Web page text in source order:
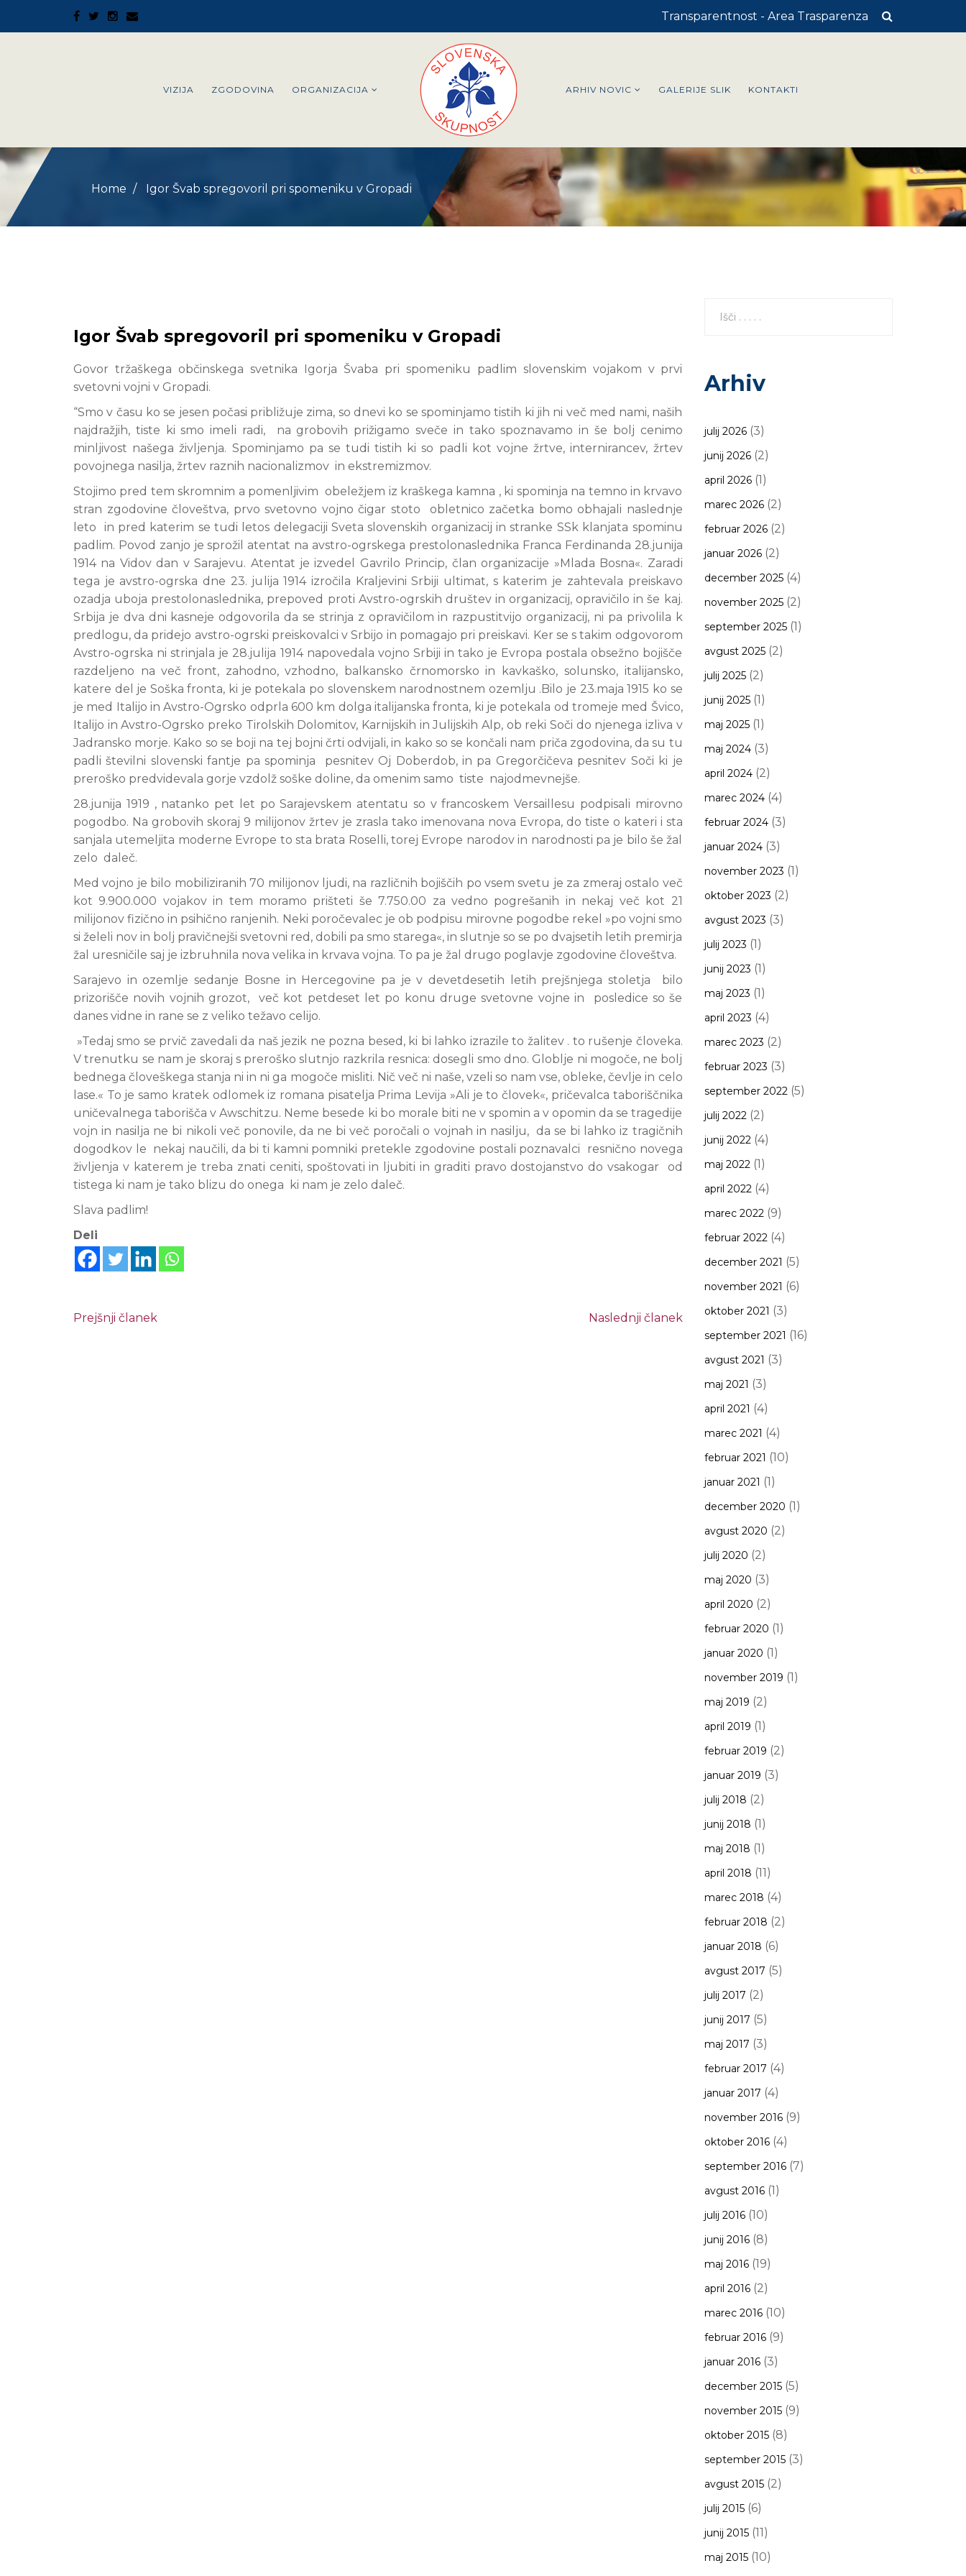
Transparentnost - Area Trasparenza
VIZIJA ZGODOVINA ORGANIZACIJA ARHIV NOVIC GALERIJE SLIK KONTAKTI
Home Igor Švab spregovoril pri spomeniku v Gropadi
Igor Švab spregovoril pri spomeniku v Gropadi
Govor tržaškega občinskega svetnika Igorja Švaba pri spomeniku padlim slovenskim vojakom v prvi
svetovni vojni v Gropadi.
“Smo v času ko se jesen počasi približuje zima, so dnevi ko se spominjamo tistih ki jih ni več med nami, naših
najdražjih, tiste ki smo imeli radi, na grobovih prižigamo sveče in tako spoznavamo in še bolj cenimo
minljivost našega življenja. Spominjamo pa se tudi tistih ki so padli kot vojne žrtve, internirancev, žrtev
povojnega nasilja, žrtev raznih nacionalizmov in ekstremizmov.
Stojimo pred tem skromnim a pomenljivim obeležjem iz kraškega kamna , ki spominja na temno in krvavo
stran zgodovine človeštva, prvo svetovno vojno čigar stoto obletnico začetka bomo obhajali naslednje
leto in pred katerim se tudi letos delegaciji Sveta slovenskih organizacij in stranke SSk klanjata spominu
padlim. Povod zanjo je sprožil atentat na avstro-ogrskega prestolonaslednika Franca Ferdinanda 28.junija
1914 na Vidov dan v Sarajevu. Atentat je izvedel Gavrilo Princip, član organizacije »Mlada Bosna«. Zaradi
tega je avstro-ogrska dne 23. julija 1914 izročila Kraljevini Srbiji ultimat, s katerim je zahtevala preiskavo
ozadja uboja prestolonaslednika, prepoved proti Avstro-ogrskih društev in organizacij, opravičilo in še kaj.
Srbija je dva dni kasneje odgovorila da se strinja z opravičilom in razpustitvijo organizacij, ni pa privolila k
predlogu, da pridejo avstro-ogrski preiskovalci v Srbijo in pomagajo pri preiskavi. Ker se s takim odgovorom
Avstro-ogrska ni strinjala je 28.julija 1914 napovedala vojno Srbiji in tako je Evropa postala obsežno bojišče
razdeljeno na več front, zahodno, vzhodno, balkansko črnomorsko in kavkaško, solunsko, italijansko,
katere del je Soška fronta, ki je potekala po slovenskem narodnostnem ozemlju .Bilo je 23.maja 1915 ko se
je med Italijo in Avstro-Ogrsko odprla 600 km dolga italijanska fronta, ki je potekala od tromeje med Švico,
Italijo in Avstro-Ogrsko preko Tirolskih Dolomitov, Karnijskih in Julijskih Alp, ob reki Soči do njenega izliva v
Jadransko morje. Kako so se boji na tej bojni črti odvijali, in kako so se končali nam priča zgodovina, da su tu
padli številni slovenski fantje pa spominja pesnitev Oj Doberdob, in pa Gregorčičeva pesnitev Soči ki je
preroško predvidevala gorje vzdolž soške doline, da omenim samo tiste najodmevnejše.
28.junija 1919 , natanko pet let po Sarajevskem atentatu so v francoskem Versaillesu podpisali mirovno
pogodbo. Na grobovih skoraj 9 milijonov žrtev je zrasla tako imenovana nova Evropa, do tiste o kateri i sta
sanjala utemeljita moderne Evrope to sta brata Roselli, torej Evrope narodov in narodnosti pa je bilo še žal
zelo daleč.
Med vojno je bilo mobiliziranih 70 milijonov ljudi, na različnih bojiščih po vsem svetu je za zmeraj ostalo več
kot 9.900.000 vojakov in tem moramo prišteti še 7.750.00 za vedno pogrešanih in nekaj več kot 21
milijonov fizično in psihično ranjenih. Neki poročevalec je ob podpisu mirovne pogodbe rekel »po vojni smo
si želeli nov in bolj pravičnejši svetovni red, dobili pa smo starega«, in slutnje so se po dvajsetih letih premirja
žal uresničile saj je izbruhnila nova velika in krvava vojna. To pa je žal drugo poglavje zgodovine človeštva.
Sarajevo in ozemlje sedanje Bosne in Hercegovine pa je v devetdesetih letih prejšnjega stoletja bilo
prizorišče novih vojnih grozot, več kot petdeset let po konu druge svetovne vojne in posledice so še
danes vidne in rane se z veliko težavo celijo.
»Tedaj smo se prvič zavedali da naš jezik ne pozna besed, ki bi lahko izrazile to žalitev . to rušenje človeka.
V trenutku se nam je skoraj s preroško slutnjo razkrila resnica: dosegli smo dno. Globlje ni mogoče, ne bolj
bednega človeškega stanja ni in ni ga mogoče misliti. Nič več ni naše, vzeli so nam vse, obleke, čevlje in celo
lase.« To je samo kratek odlomek iz romana pisatelja Prima Levija »Ali je to človek«, pričevalca taboriščnika
uničevalnega taborišča v Awschitzu. Neme besede ki bo morale biti ne v spomin a v opomin da se tragedije
vojn in nasilja ne bi nikoli več ponovile, da ne bi več poročali o vojnah in nasilju, da se bi lahko iz tragičnih
dogodkov le nekaj naučili, da bi ti kamni pomniki pretekle zgodovine postali poznavalci resnično novega
življenja v katerem je treba znati ceniti, spoštovati in ljubiti in graditi pravo dostojanstvo do vsakogar od
tistega ki nam je tako blizu do onega ki nam je zelo daleč.
Slava padlim!
Deli
Prejšnji članek Naslednji članek
Arhiv
julij 2026(3)
junij 2026(2)
april 2026(1)
marec 2026(2)
februar 2026(2)
januar 2026(2)
december 2025(4)
november 2025(2)
september 2025(1)
avgust 2025(2)
julij 2025(2)
junij 2025(1)
maj 2025(1)
maj 2024(3)
april 2024(2)
marec 2024(4)
februar 2024(3)
januar 2024(3)
november 2023 (1)
oktober 2023 (2)
avgust 2023 (3)
julij 2023 (1)
junij 2023 (1)
maj 2023 (1)
april 2023 (4)
marec 2023 (2)
februar 2023 (3)
september 2022(5)
julij 2022(2)
junij 2022(4)
maj 2022(1)
april 2022(4)
marec 2022(9)
februar 2022(4)
december 2021 (5)
november 2021 (6)
oktober 2021 (3)
september 2021 (16)
avgust 2021 (3)
maj 2021 (3)
april 2021 (4)
marec 2021 (4)
februar 2021 (10)
januar 2021 (1)
december 2020 (1)
avgust 2020 (2)
julij 2020 (2)
maj 2020 (3)
april 2020 (2)
februar 2020 (1)
januar 2020 (1)
november 2019 (1)
maj 2019 (2)
april 2019 (1)
februar 2019 (2)
januar 2019 (3)
julij 2018 (2)
junij 2018 (1)
maj 2018 (1)
april 2018 (11)
marec 2018 (4)
februar 2018 (2)
januar 2018 (6)
avgust 2017 (5)
julij 2017 (2)
junij 2017 (5)
maj 2017 (3)
februar 2017 (4)
januar 2017 (4)
november 2016(9)
oktober 2016(4)
september 2016(7)
avgust 2016(1)
julij 2016(10)
junij 2016(8)
maj 2016(19)
april 2016(2)
marec 2016(10)
februar 2016(9)
januar 2016(3)
december 2015(5)
november 2015(9)
oktober 2015(8)
september 2015(3)
avgust 2015(2)
julij 2015(6)
junij 2015(11)
maj 2015(10)